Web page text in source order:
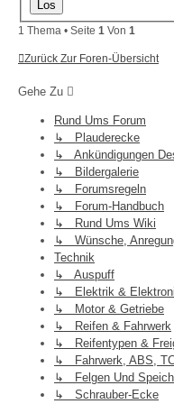
1 Thema • Seite 1 Von 1
Zurück Zur Foren-Übersicht
Gehe Zu
Rund Ums Forum
↳ Plauderecke
↳ Ankündigungen
↳ Bildergalerie
↳ Forumsregeln
↳ Forum-Handbuch
↳ Rund Ums Wiki
↳ Wünsche,
Technik
↳ Auspuff
↳ Elektrik &
↳ Motor & Getriebe
↳ Reifen & Fahrwerk
↳ Reifentypen &
↳ Fahrwerk, ABS,
↳ Felgen Und
↳ Schrauber-Ecke